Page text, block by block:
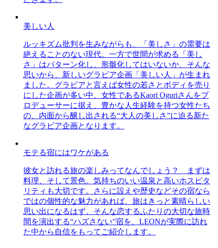
美しい人
ルッキズム批判を生みながらも、「美しさ」の需要は
絶えることのない現代。一方で世間が求める「美し
さ」はパターン化し、形骸化してはいないか、そんな
思いから、新しいグラビア企画「美しい人」が生まれ
ました。グラビアと言えば女性の若さとボディを売り
にした企画が多い中、女性であるKaori Oguriさんをプ
ロデューサーに据え、豊かな人生経験を持つ女性たち
の、内面から醸し出される“大人の美しさ”に迫る新た
なグラビア企画となります。
モテる宿にはワケがある
彼女と訪れる旅の楽しみってなんでしょう？ まずは
料理、そして景色。気持ちのいい温泉と高いホスピタ
リティも大切です。さらに設えや歴史などその宿なら
ではの個性的な魅力があれば、旅はきっと素晴らしい
思い出になるはず。そんな恋するふたりの大切な旅時
間を演出する“ハズさない”宿を、LEONが実際に訪れ
た中から自信をもってご紹介します。